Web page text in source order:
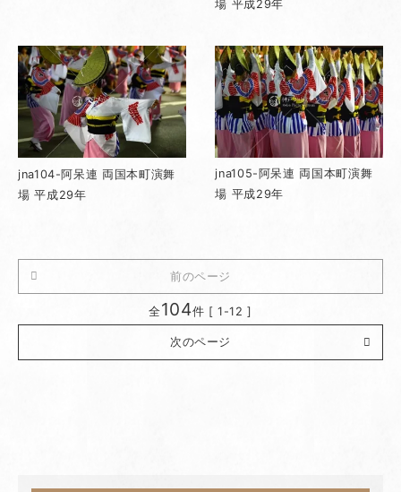
場 平成29年
jna104-阿呆連 両国本町演舞
場 平成29年
jna105-阿呆連 両国本町演舞
場 平成29年
前のページ
全104件 [ 1-12 ]
次のページ